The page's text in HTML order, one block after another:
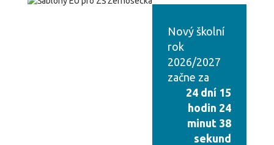
Nový školní
rok
2026/2027
začne za
24 dní 15
hodin 24
minut 37
sekund